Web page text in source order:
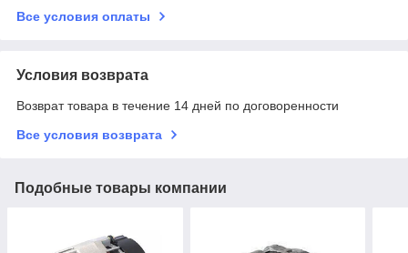
Все условия оплаты
Условия возврата
Возврат товара в течение 14 дней по договоренности
Все условия возврата
Подобные товары компании